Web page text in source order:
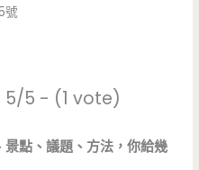
號
5/5 - (1 vote)
點、議題、方法，你給幾